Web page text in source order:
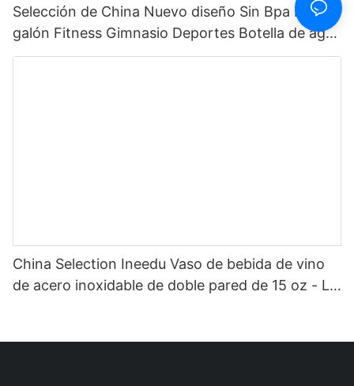
Selección de China Nuevo diseño Sin Bpa Medio
galón Fitness Gimnasio Deportes Botella de agua
motivacional de plástico transparente con
China Selection Ineedu Vaso de bebida de vino
de acero inoxidable de doble pared de 15 oz - La